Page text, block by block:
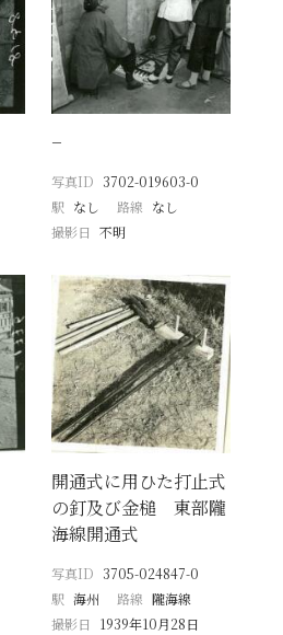
−
写真ID 3702-019603-0
駅 なし 路線 なし
撮影日 不明
開通式に用ひた打止式
の釘及び金槌 東部隴
海線開通式
写真ID 3705-024847-0
駅 海州 路線 隴海線
撮影日
1939年10月28日